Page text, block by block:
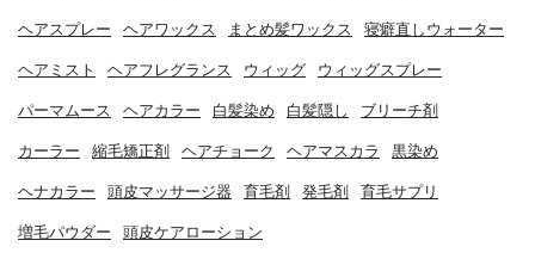
ヘアスプレー ヘアワックス まとめ髪ワックス 寝癖直しウォーター
ヘアミスト ヘアフレグランス ウィッグ ウィッグスプレー
パーマムース ヘアカラー 白髪染め 白髪隠し ブリーチ剤
カーラー 縮毛矯正剤 ヘアチョーク ヘアマスカラ 黒染め
ヘナカラー 頭皮マッサージ器 育毛剤 発毛剤 育毛サプリ
増毛パウダー 頭皮ケアローション